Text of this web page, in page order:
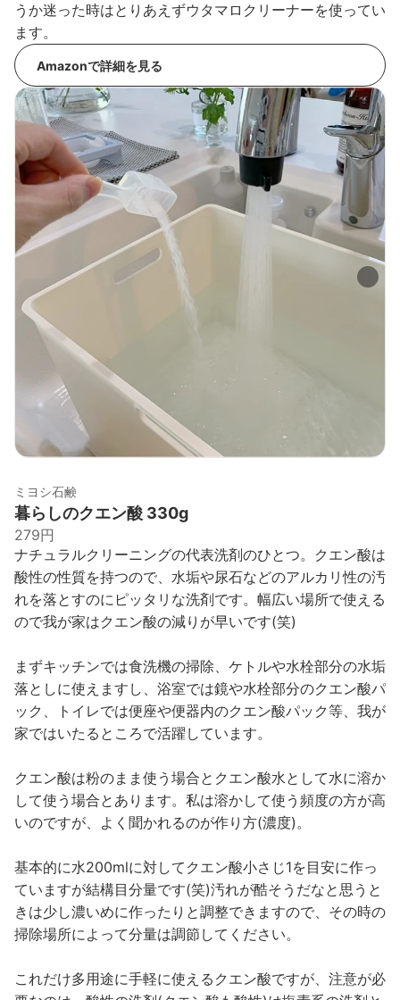
うか迷った時はとりあえずウタマロクリーナーを使ってい
ます。
Amazonで詳細を見る
ミヨシ石鹸
暮らしのクエン酸 330g
279円
ナチュラルクリーニングの代表洗剤のひとつ。クエン酸は
酸性の性質を持つので、水垢や尿石などのアルカリ性の汚
れを落とすのにピッタリな洗剤です。幅広い場所で使える
ので我が家はクエン酸の減りが早いです(笑)
まずキッチンでは食洗機の掃除、ケトルや水栓部分の水垢
落としに使えますし、浴室では鏡や水栓部分のクエン酸パ
ック、トイレでは便座や便器内のクエン酸パック等、我が
家ではいたるところで活躍しています。
クエン酸は粉のまま使う場合とクエン酸水として水に溶か
して使う場合とあります。私は溶かして使う頻度の方が高
いのですが、よく聞かれるのが作り方(濃度)。
基本的に水200mlに対してクエン酸小さじ1を目安に作っ
ていますが結構目分量です(笑)汚れが酷そうだなと思うと
きは少し濃いめに作ったりと調整できますので、その時の
掃除場所によって分量は調節してください。
これだけ多用途に手軽に使えるクエン酸ですが、注意が必